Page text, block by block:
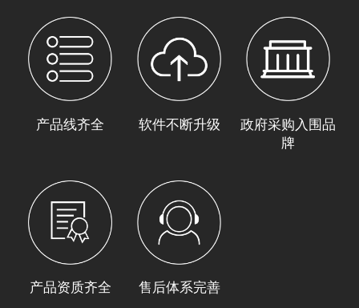
产品线齐全 软件不断升级
政府采购入围品
牌
产品资质齐全 售后体系完善